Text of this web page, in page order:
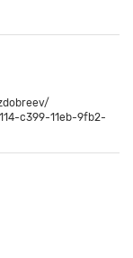
c399-11eb-9fb2-